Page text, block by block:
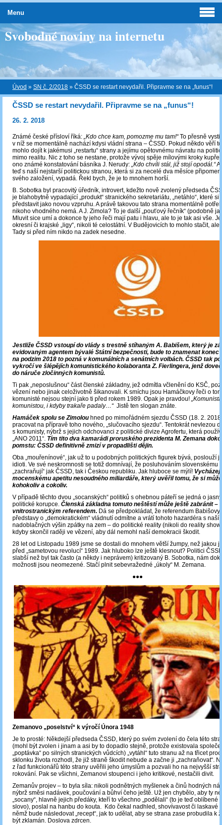
Svobodné noviny na internetu
Úvod » SN č. 2/2018 » ČSSD se restart nevydařil. Připravme se na „funus“!
ČSSD se restart nevydařil. Připravme se na „funus“!
26. 2. 2018
Známé české přísloví říká: „Kdo chce kam, pomozme mu tam!“To přesně
v níž se momentálně nachází kdysi vládní strana ‒ ČSSD. Pokud někdo věří
mohlo dojít k jakémusi „restartu“ strany a jejímu opětovnému návratu na
mimo realitu. Nic z toho se nestane, protože vývoj spěje mílovými kroky
ono známé konstatování básníka J. Nerudy: „Kdo chvíli stál, již stojí opodál.“
teď s naší nejstarší politickou stranou, která si za necelé dva měsíce
svého založení, vypadá. Řekl bych, že je to mnohem horší.
B. Sobotka byl pracovitý úředník, introvert, kdežto nově zvolený předseda
je blahobytně vypadající „produkt“ stranického sekretariátu, „netáhlo“, které si
představit jako novou vzpruhu. A právě takovou tato strana momentálně
nikoho vhodného nemá. A J. Zimola? To je další „pouťový řečník“ (podobně
Mluvit sice umí a dokonce ty jeho řeči mají patu i hlavu, ale to je tak asi vše.
okresní či krajské „ligy“, nikoli té celostátní. V Budějovicích to mohlo stačit, ale
Tady si před ním nikdo na zadek nesedne.
Jestliže ČSSD vstoupí do vlády s trestně stíhaným A. Babišem, který je
evidovaným agentem bývalé Státní bezpečnosti, bude to znamenat konec
na podzim 2018 to pozná v komunálních a senátních volbách. ČSSD tak
vykročí ve šlépějích komunistického kolaboranta Z. Fierlingera, jenž
do náruče zločinných komunistů.
Ti pak „neposlušnou“ část členské základny, jež odmítla včlenění do KSČ,
vězení nebo jinak celoživotně šikanovali. K smíchu jsou Hamáčkovy řeči o
komunisté nejsou stejní jako ti před rokem 1989. Opak je pravdou!
komunistou, i kdyby trakaře padaly…“Jistě ten slogan znáte.
Hamáček spolu se Zimolou hned po mimořádném sjezdu ČSSD (18. 2.
pracovat na přípravě toho nového, „slučovacího sjezdu“. Tentokrát nevlezou
s komunisty, nýbrž s jejich odchovanci z politické divize Agrofertu, která
„ANO 2011“. Tím tito dva kamarádi proruského prezidenta M. Zemana
pomstu: ČSSD definitivně zmizí v propadlišti dějin.
Oba „mouřenínové“, jak už to u podobných politických figurek bývá, poslouží
idioti. Ve své neskromnosti se totiž domnívají, že posluhováním slovenskému
„zachraňují“ jak ČSSD, tak i Českou republiku. Jak hluboce se mýlí!
mocenskému apetitu nesoudného miliardáře, který uvěřil tomu, že si
kohokoliv a cokoliv.
V případě těchto dvou „socanských“ politiků s ohebnou páteří se jedná o
politické korupce. Členská základna tomuto neštěstí může ještě zabránit –
vnitrostranickým referendem. Dá se předpokládat, že referendum
představy o „demokratickém“ vládnutí odmítne a vrátí tohoto hazardéra s naší
nadoblačných výšin zpátky na zem – do politické reality (nikoli do reality
kdyby skončil raději ve vězení, aby dál nemohl naší demokracii škodit.
28 let od Listopadu 1989 jsme se dostali do mnohem větší žumpy, než jakou
před „sametovou revolucí“ 1989. Jak hluboko lze ještě klesnout? Politici
slabší než byl tak často (a někdy i neprávem) kritizovaný B. Sobotka, nám
možnosti jsou neomezené. Stačí plnit sebevražedné „úkoly“ M. Zemana.
●●●
Zemanovo „poselství“ k výročí Února 1948
Je to prosté: Někdejší předseda ČSSD, který po svém zvolení do čela této
(mohl být zvolen i jinam a asi by to dopadlo stejně, protože existovala
„poptávka“ po silných stranických vůdcích) „vytáhl“ tuto stranu až na třicet
sklonku života rozhodl, že již straně škodit nebude a začne ji „zachraňovat“.
z řad funkcionářů této strany uvěřili jeho úmyslům a pozvali ho na nejvyšší
rokování. Pak se všichni, Zemanovi stoupenci i jeho kritikové, nestačili divit.
Zemanův projev – to byla síla: nikoli podnětných myšlenek a činů hodných
nýbrž směsi nadávek, poučování a bůhví čeho ještě. Už jen chybělo, aby ty
„socany“, hlavně jejich předáky, kteří to všechno „podělali“ (to je teď oblíbené
slovo), poslal na hanbu do kouta. Kdo čekal nadhled, shovívavost či laskavé
němž bude následovat „recept“, jak to udělat, aby se strana zase probudila k
být zklamán. Doslova zdrcen.
Menu